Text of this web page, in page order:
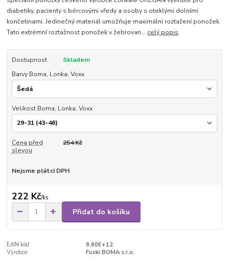
diabetiky, pacienty s bércovými vředy a osoby s oteklými dolními
končetinami. Jedinečný materiál umožňuje maximální roztažení ponožek.
Tato extrémní roztažnost ponožek v žebrovan... celý popis
Dostupnost
Skladem
Barvy Boma, Lonka, Voxx
Velikost Boma, Lonka, Voxx
Cena před
slevou
254 Kč
Nejsme plátci DPH
222 Kč/ks
Přidat do košíku
EAN kód:
8,60E+12
Výrobce:
Fuski BOMA s.r.o.